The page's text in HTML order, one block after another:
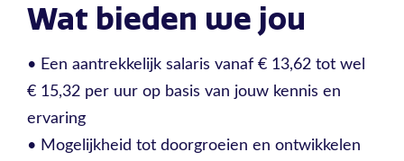
Wat bieden we jou
• Een aantrekkelijk salaris vanaf € 13,62 tot wel
€ 15,32 per uur op basis van jouw kennis en
ervaring
• Mogelijkheid tot doorgroeien en ontwikkelen